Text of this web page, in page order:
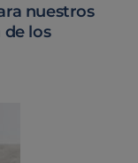
nuestros
de los